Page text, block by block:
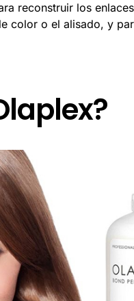
reconstruir los
color o el alisado, y